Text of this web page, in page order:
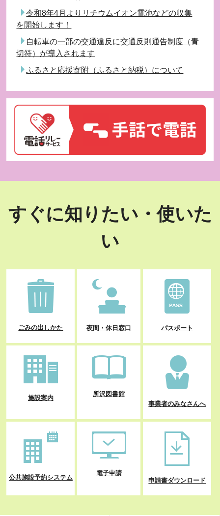
令和8年4月よりリチウムイオン電池などの収集
を開始します！
自転車の一部の交通違反に交通反則通告制度（青
切符）が導入されます
ふるさと応援寄附（ふるさと納税）について
すぐに知りたい・使いた
い
ごみの出しかた 夜間・休日窓口 パスポート
施設案内
所沢図書館
事業者のみなさんへ
公共施設予約システム
電子申請
申請書ダウンロード